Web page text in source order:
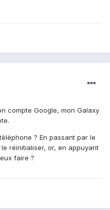
compte Google, mon Galaxy
? En passant par le
réinitialiser, or, en appuyant
faire ?